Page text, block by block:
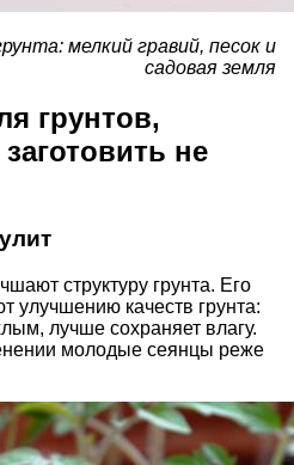
мелкий гравий, песок и
садовая земля
грунтов,
не
структуру грунта. Его
улучшению качеств грунта:
лучше сохраняет влагу.
молодые сеянцы реже